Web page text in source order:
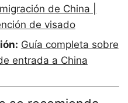
de China |
de visado
Guía completa sobre
entrada a China